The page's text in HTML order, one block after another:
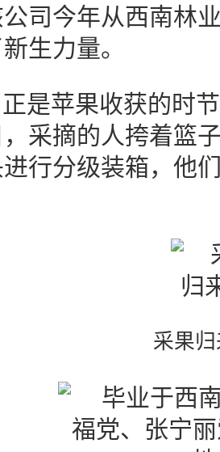
司今年从西南林
生力量。
是苹果收获的时
采摘的人挎着篮
行分级装箱，他
采果